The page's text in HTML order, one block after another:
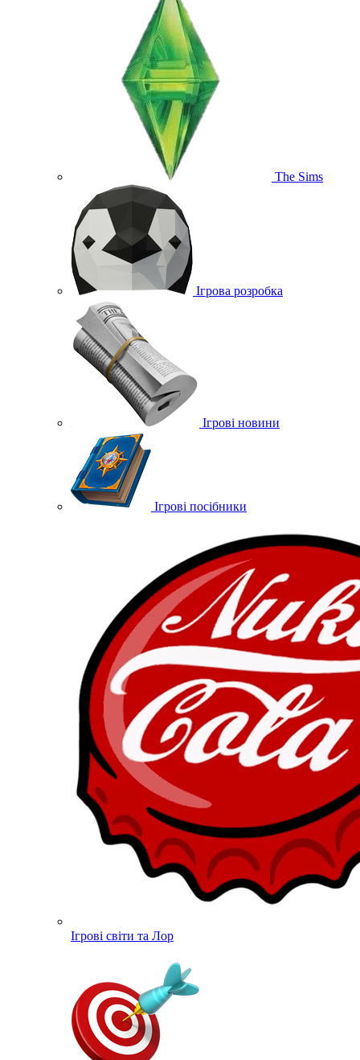
The Sims
Ігрова розробка
Ігрові новини
Ігрові посібники
Ігрові світи та Лор